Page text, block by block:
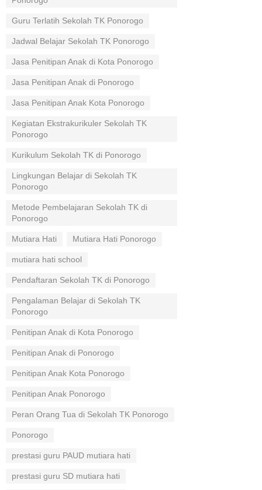
Guru Terlatih Sekolah TK Ponorogo
Jadwal Belajar Sekolah TK Ponorogo
Jasa Penitipan Anak di Kota Ponorogo
Jasa Penitipan Anak di Ponorogo
Jasa Penitipan Anak Kota Ponorogo
Kegiatan Ekstrakurikuler Sekolah TK
Ponorogo
Kurikulum Sekolah TK di Ponorogo
Lingkungan Belajar di Sekolah TK
Ponorogo
Metode Pembelajaran Sekolah TK di
Ponorogo
Mutiara Hati Mutiara Hati Ponorogo
mutiara hati school
Pendaftaran Sekolah TK di Ponorogo
Pengalaman Belajar di Sekolah TK
Ponorogo
Penitipan Anak di Kota Ponorogo
Penitipan Anak di Ponorogo
Penitipan Anak Kota Ponorogo
Penitipan Anak Ponorogo
Peran Orang Tua di Sekolah TK Ponorogo
Ponorogo
prestasi guru PAUD mutiara hati
prestasi guru SD mutiara hati